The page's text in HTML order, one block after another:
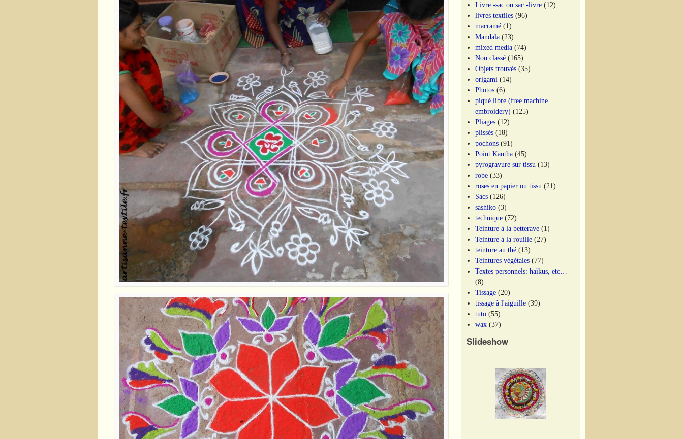
Livre -sac ou sac -livre (12)
livres textiles (96)
macramé (1)
Mandala (23)
mixed media (74)
Non classé (165)
Objets trouvés (35)
origami (14)
Photos (6)
piqué libre (free machine
embroidery) (125)
Pliages (12)
plissés (18)
pochons (91)
Point Kantha (45)
pyrogravure sur tissu (13)
robe (33)
roses en papier ou tissu (21)
Sacs (126)
sashiko (3)
technique (72)
Teinture à la betterave (1)
Teinture à la rouille (27)
teinture au thé (13)
Teintures végétales (77)
Textes personnels: haïkus, etc…
(8)
Tissage (20)
tissage à l'aiguille (39)
tuto (55)
wax (37)
Slideshow